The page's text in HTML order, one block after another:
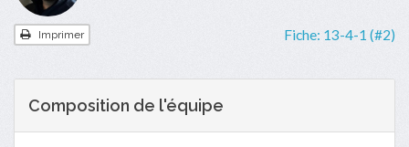
Imprimer Fiche: 13-4-1 (#2)
Composition de l'équipe